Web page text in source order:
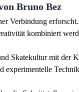
Bruno Bez
Verbindung
kombiniert
Skatekultur mit der